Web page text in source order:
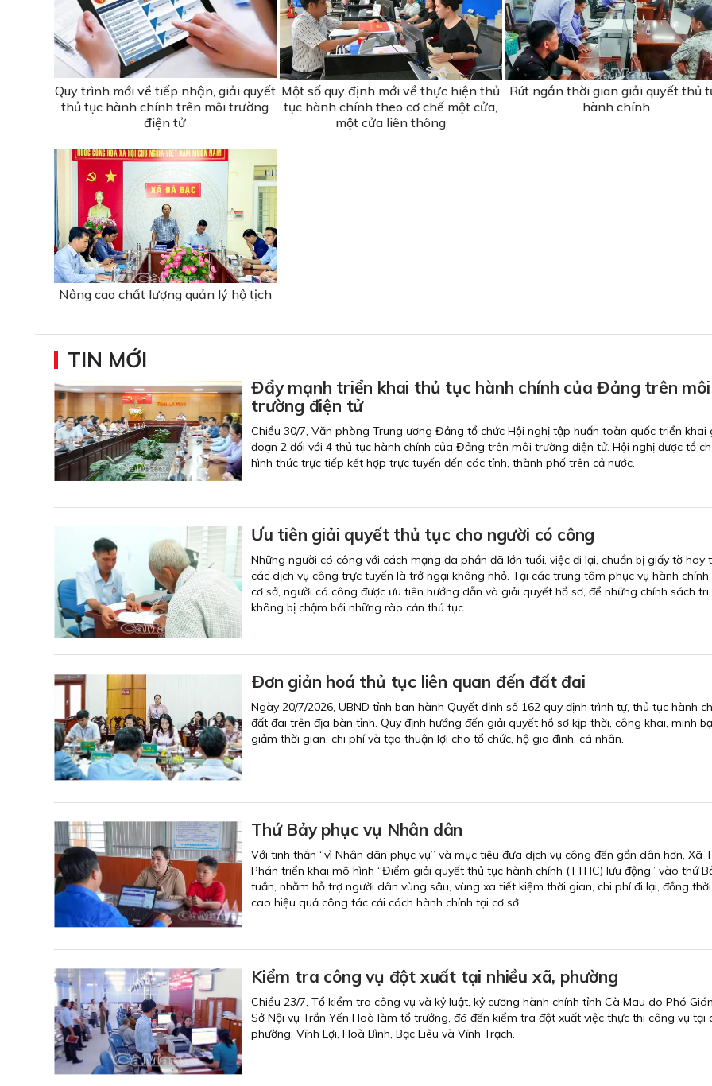
Quy trình mới về tiếp nhận, giải quyết
thủ tục hành chính trên môi trường
điện tử
Một số quy định mới về thực hiện thủ
tục hành chính theo cơ chế một cửa,
một cửa liên thông
Rút ngắn thời gian giải quyết thủ
hành chính
Nâng cao chất lượng quản lý hộ tịch
TIN MỚI
Đẩy mạnh triển khai thủ tục hành chính của Đảng trên môi
trường điện tử
Chiều 30/7, Văn phòng Trung ương Đảng tổ chức Hội nghị tập huấn toàn quốc triển khai
đoạn 2 đối với 4 thủ tục hành chính của Đảng trên môi trường điện tử. Hội nghị được tổ
hình thức trực tiếp kết hợp trực tuyến đến các tỉnh, thành phố trên cả nước.
Ưu tiên giải quyết thủ tục cho người có công
Những người có công với cách mạng đa phần đã lớn tuổi, việc đi lại, chuẩn bị giấy tờ hay
các dịch vụ công trực tuyến là trở ngại không nhỏ. Tại các trung tâm phục vụ hành
cơ sở, người có công được ưu tiên hướng dẫn và giải quyết hồ sơ, để những chính sách tri
không bị chậm bởi những rào cản thủ tục.
Ðơn giản hoá thủ tục liên quan đến đất đai
Ngày 20/7/2026, UBND tỉnh ban hành Quyết định số 162 quy định trình tự, thủ tục hành
đất đai trên địa bàn tỉnh. Quy định hướng đến giải quyết hồ sơ kịp thời, công khai, minh
giảm thời gian, chi phí và tạo thuận lợi cho tổ chức, hộ gia đình, cá nhân.
Thứ Bảy phục vụ Nhân dân
Với tinh thần “vì Nhân dân phục vụ” và mục tiêu đưa dịch vụ công đến gần dân hơn, Xã
Phán triển khai mô hình “Điểm giải quyết thủ tục hành chính (TTHC) lưu động” vào thứ
tuần, nhằm hỗ trợ người dân vùng sâu, vùng xa tiết kiệm thời gian, chi phí đi lại, đồng
cao hiệu quả công tác cải cách hành chính tại cơ sở.
Kiểm tra công vụ đột xuất tại nhiều xã, phường
Chiều 23/7, Tổ kiểm tra công vụ và kỷ luật, kỷ cương hành chính tỉnh Cà Mau do Phó
Sở Nội vụ Trần Yến Hoà làm tổ trưởng, đã đến kiểm tra đột xuất việc thực thi công vụ tại
phường: Vĩnh Lợi, Hoà Bình, Bạc Liêu và Vĩnh Trạch.